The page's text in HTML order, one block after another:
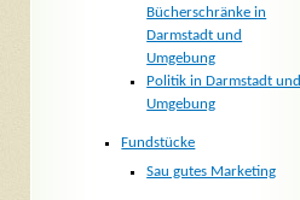
Bücherschränke in
Darmstadt und
Umgebung
Politik in Darmstadt und
Umgebung
Fundstücke
Sau gutes Marketing